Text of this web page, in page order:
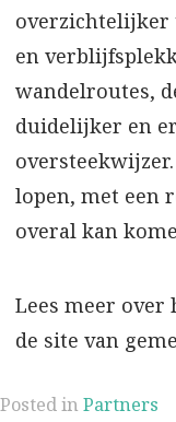
overzichtelijker
en
wandelroutes,
duidelijker en
lopen, met een
overal kan
Lees meer over
de site van
Posted in Partners